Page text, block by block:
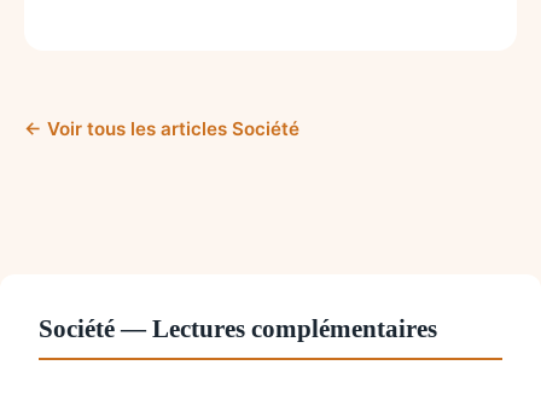
← Voir tous les articles Société
Société — Lectures complémentaires